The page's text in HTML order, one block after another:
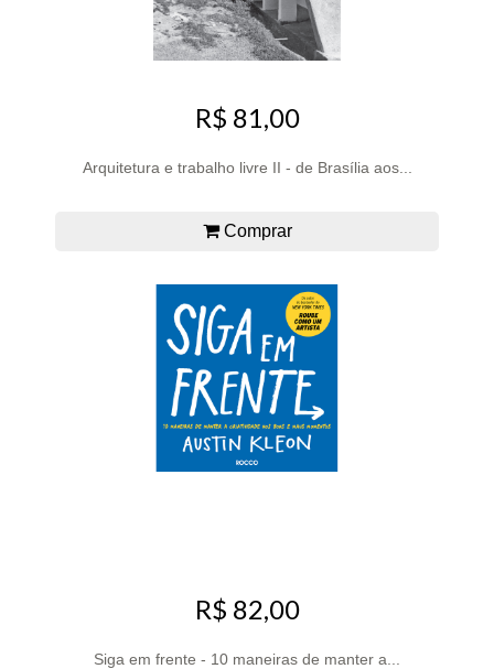
R$ 81,00
Arquitetura e trabalho livre II - de Brasília aos...
Comprar
R$ 82,00
Siga em frente - 10 maneiras de manter a...